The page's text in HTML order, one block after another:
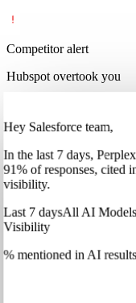
Competitor alert
Hubspot overtook you
Hey Salesforce team,
Inthe last 7 days,
91% of responses, cited
visibility.
Last 7 daysAll AI Models
Visibility
% mentioned in AI results